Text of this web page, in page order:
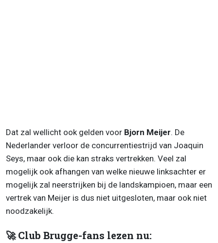
Dat zal wellicht ook gelden voor Bjorn Meijer. De
Nederlander verloor de concurrentiestrijd van Joaquin
Seys, maar ook die kan straks vertrekken. Veel zal
mogelijk ook afhangen van welke nieuwe linksachter er
mogelijk zal neerstrijken bij de landskampioen, maar een
vertrek van Meijer is dus niet uitgesloten, maar ook niet
noodzakelijk.
🚀 Club Brugge-fans lezen nu: